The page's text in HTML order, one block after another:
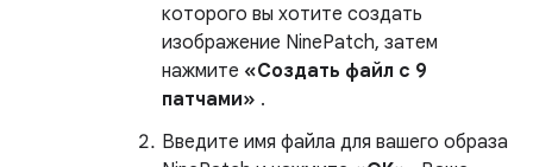
которого вы хотите создать
изображение NinePatch, затем
нажмите «Создать файл с 9
патчами» .
Введите имя файла для вашего образа